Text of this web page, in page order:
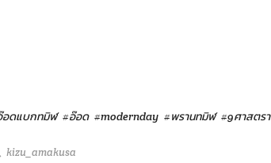
อดแบกทมิฬ #อ๊อด #modernday #พรานทมิฬ #9ศาสตรา
kizu_amakusa